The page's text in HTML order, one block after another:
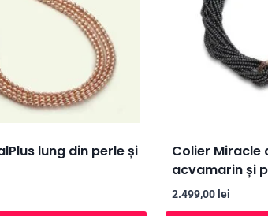
lung din perle și
Colier Miracle
acvamarin și
2.499,00 lei